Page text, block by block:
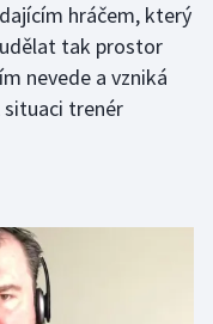
hráčem, který
tak prostor
nevede a vzniká
trenér